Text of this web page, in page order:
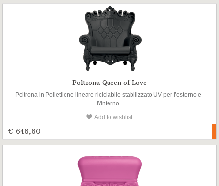
Poltrona Queen of Love
Poltrona in Polietilene lineare riciclabile stabilizzato UV per l’esterno e
l\'interno
Add to wishlist
€ 646,60